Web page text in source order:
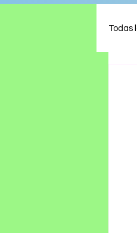
Todas